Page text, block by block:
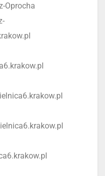
Oprocha